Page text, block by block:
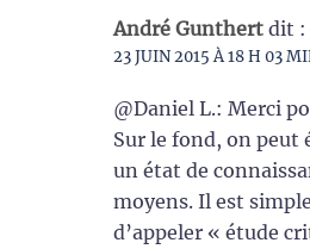
André Gunthert dit :
23 JUIN 2015 À 18 H 03
@Daniel L.: Merci
Sur le fond, on
un état de
moyens. Il est
d’appeler « étude